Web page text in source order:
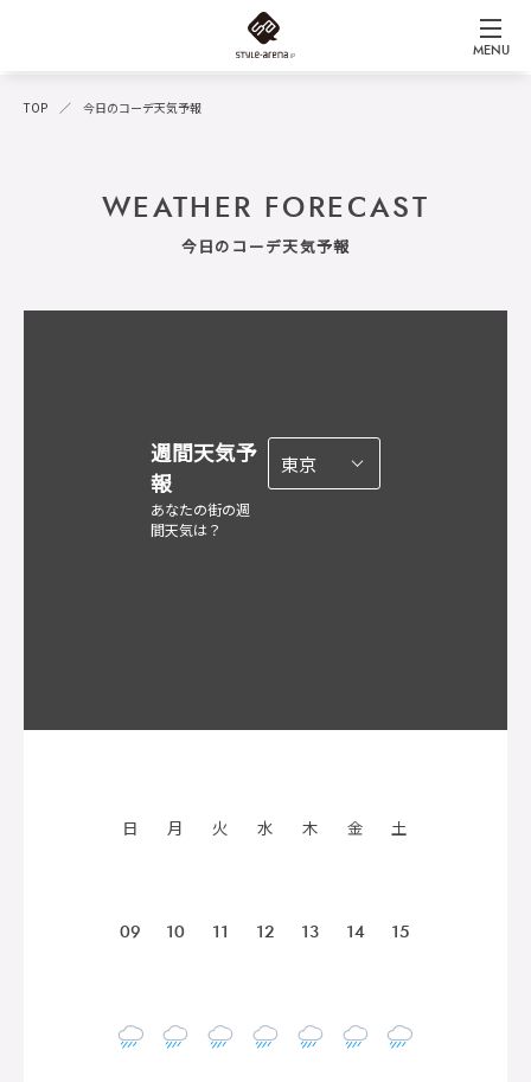
MENU
TOP 今日のコーデ天気予報
WEATHER FORECAST
今日のコーデ天気予報
週間天気予
報
あなたの街の週
間天気は？
日
09
月
10
火
11
水
12
木
13
金
14
土
15